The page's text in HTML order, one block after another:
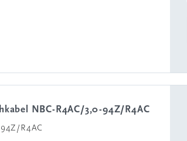
NBC-R4AC/3,0-94Z/R4AC
R4AC